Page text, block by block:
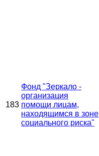
183
Фонд "Зеркало -
организация
помощи лицам,
находящимся в зоне
социального риска"